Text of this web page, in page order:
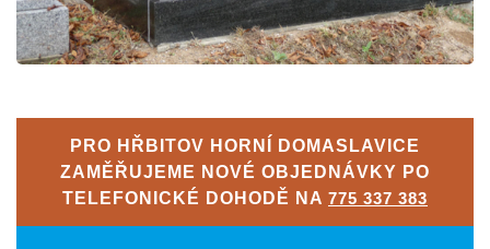
PRO HŘBITOV HORNÍ DOMASLAVICE
ZAMĚŘUJEME NOVÉ OBJEDNÁVKY PO
TELEFONICKÉ DOHODĚ NA 775 337 383